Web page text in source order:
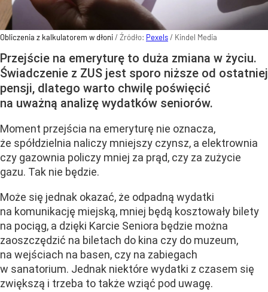
Obliczenia z kalkulatorem w dłoni/ Źródło: Pexels/ Kindel Media
Przejście na emeryturę to duża zmiana w życiu.
Świadczenie z ZUS jest sporo niższe od ostatniej
pensji, dlatego warto chwilę poświęcić
na uważną analizę wydatków seniorów.
Moment przejścia na emeryturę nie oznacza,
że spółdzielnia naliczy mniejszy czynsz, a elektrownia
czy gazownia policzy mniej za prąd, czy za zużycie
gazu. Tak nie będzie.
Może się jednak okazać, że odpadną wydatki
na komunikację miejską, mniej będą kosztowały bilety
na pociąg, a dzięki Karcie Seniora będzie można
zaoszczędzić na biletach do kina czy do muzeum,
na wejściach na basen, czy na zabiegach
w sanatorium. Jednak niektóre wydatki z czasem się
zwiększą i trzeba to także wziąć pod uwagę.